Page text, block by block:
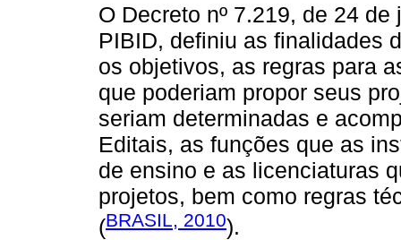
O Decreto nº 7.219, de 24
PIBID, definiu as finalidades
os objetivos, as regras para
que poderiam propor seus
seriam determinadas e
Editais, as funções que as
de ensino e as licenciaturas
projetos, bem como regras
(BRASIL, 2010).